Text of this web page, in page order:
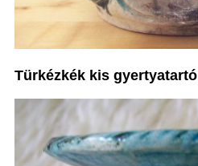
Türkézkék kis gyertyatartó